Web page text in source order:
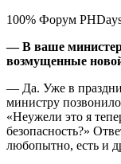
100% Форум
— В ваше
возмущенные
— Да. Уже в
министру
«Неужели это я
безопасность?»
любопытно, есть и